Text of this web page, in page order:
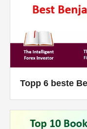
Topp 6 beste